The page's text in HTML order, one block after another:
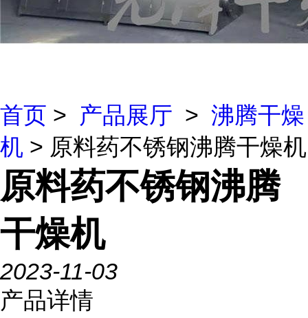
首页 > 产品展厅 > 沸腾干燥
机 > 原料药不锈钢沸腾干燥机
原料药不锈钢沸腾
干燥机
2023-11-03
产品详情